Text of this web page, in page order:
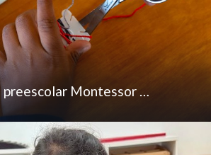
Montessor …